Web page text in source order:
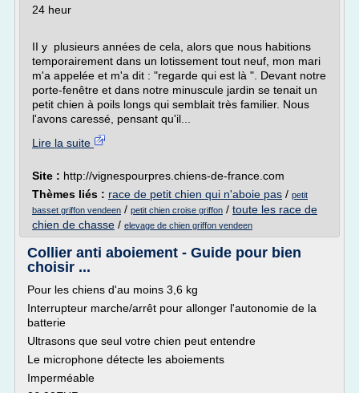
24 heur
II y plusieurs années de cela, alors que nous habitions
temporairement dans un lotissement tout neuf, mon mari
m'a appelée et m'a dit : "regarde qui est là ". Devant notre
porte-fenêtre et dans notre minuscule jardin se tenait un
petit chien à poils longs qui semblait très familier. Nous
l'avons caressé, pensant qu'il...
Lire la suite
Site : http://vignespourpres.chiens-de-france.com
Thèmes liés : race de petit chien qui n'aboie pas / petit
basset griffon vendeen / petit chien croise griffon / toute les race de
chien de chasse / elevage de chien griffon vendeen
Collier anti aboiement - Guide pour bien
choisir ...
Pour les chiens d'au moins 3,6 kg
Interrupteur marche/arrêt pour allonger l'autonomie de la
batterie
Ultrasons que seul votre chien peut entendre
Le microphone détecte les aboiements
Imperméable